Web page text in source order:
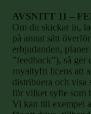
AVSNITT 11 –
Om du skickar in,
på annat sätt
erbjudanden,
”feedback”), så
royaltyfri licens att
distribuera och visa
för vilket syfte som
Vi kan till exempel